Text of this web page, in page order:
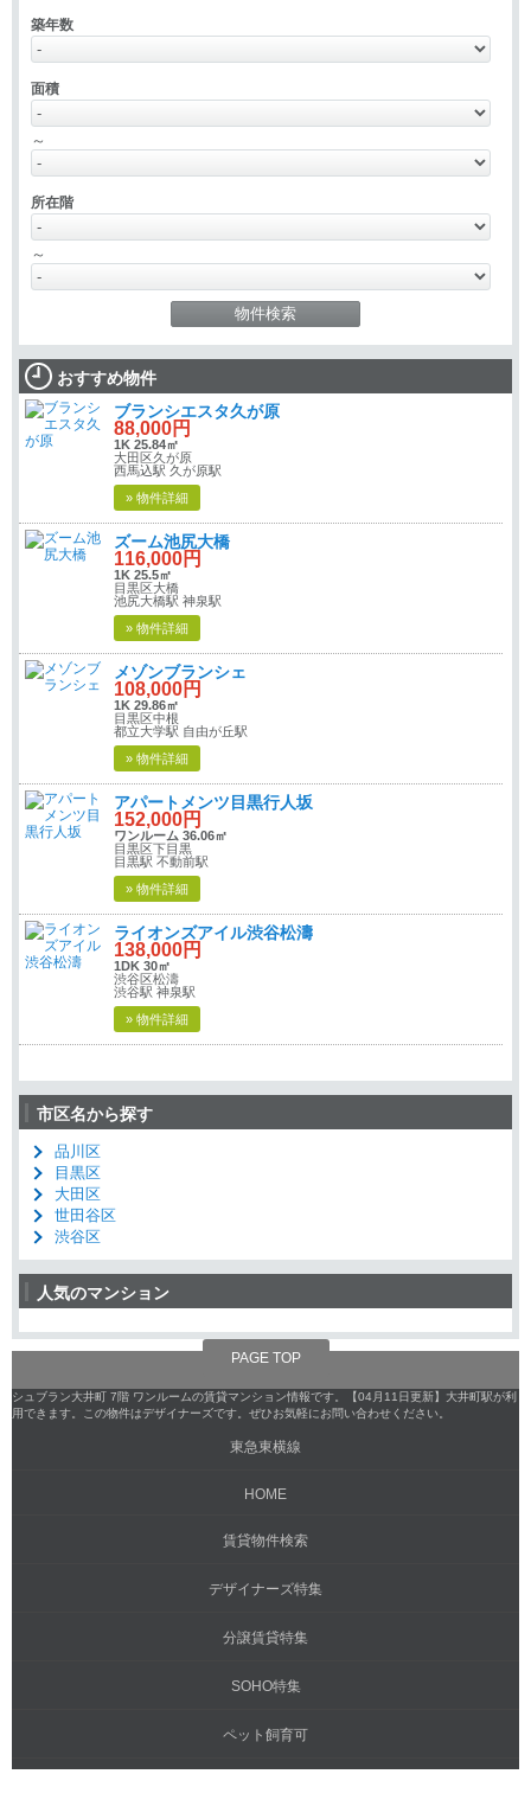
築年数
面積
～
所在階
～
おすすめ物件
ブランシエスタ久が原
88,000円
1K 25.84㎡
大田区久が原
西馬込駅 久が原駅
» 物件詳細
ズーム池尻大橋
116,000円
1K 25.5㎡
目黒区大橋
池尻大橋駅 神泉駅
» 物件詳細
メゾンブランシェ
108,000円
1K 29.86㎡
目黒区中根
都立大学駅 自由が丘駅
» 物件詳細
アパートメンツ目黒行人坂
152,000円
ワンルーム 36.06㎡
目黒区下目黒
目黒駅 不動前駅
» 物件詳細
ライオンズアイル渋谷松濤
138,000円
1DK 30㎡
渋谷区松濤
渋谷駅 神泉駅
» 物件詳細
市区名から探す
品川区
目黒区
大田区
世田谷区
渋谷区
人気のマンション
PAGE TOP
シュブラン大井町 7階 ワンルームの賃貸マンション情報です。【04月11日更新】大井町駅が利
用できます。この物件はデザイナーズです。ぜひお気軽にお問い合わせください。
東急東横線
HOME
賃貸物件検索
デザイナーズ特集
分譲賃貸特集
SOHO特集
ペット飼育可